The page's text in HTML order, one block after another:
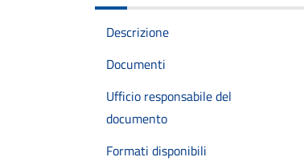
Descrizione
Documenti
Ufficio responsabile del
documento
Formati disponibili